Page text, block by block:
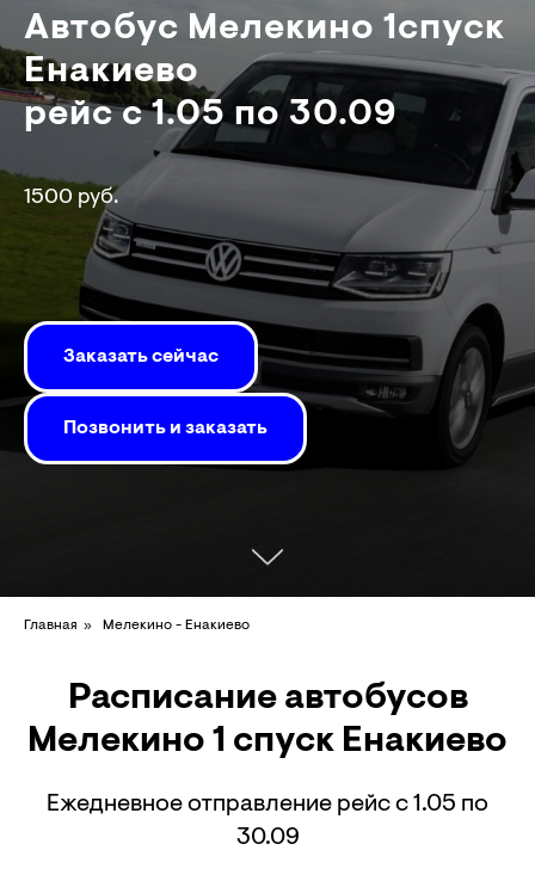
Автобус Мелекино 1спуск
Енакиево
рейс с 1.05 по 30.09
1500 руб.
Заказать сейчас
Позвонить и заказать
Главная » Мелекино - Енакиево
Расписание автобусов
Мелекино 1 спуск Енакиево
Ежедневное отправление рейс с 1.05 по
30.09